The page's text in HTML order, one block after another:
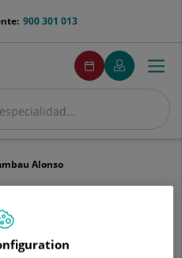
900 301 013
menuPedirCita
Pedir
cita
Mi
Quirónsalud
Menú
Alonso